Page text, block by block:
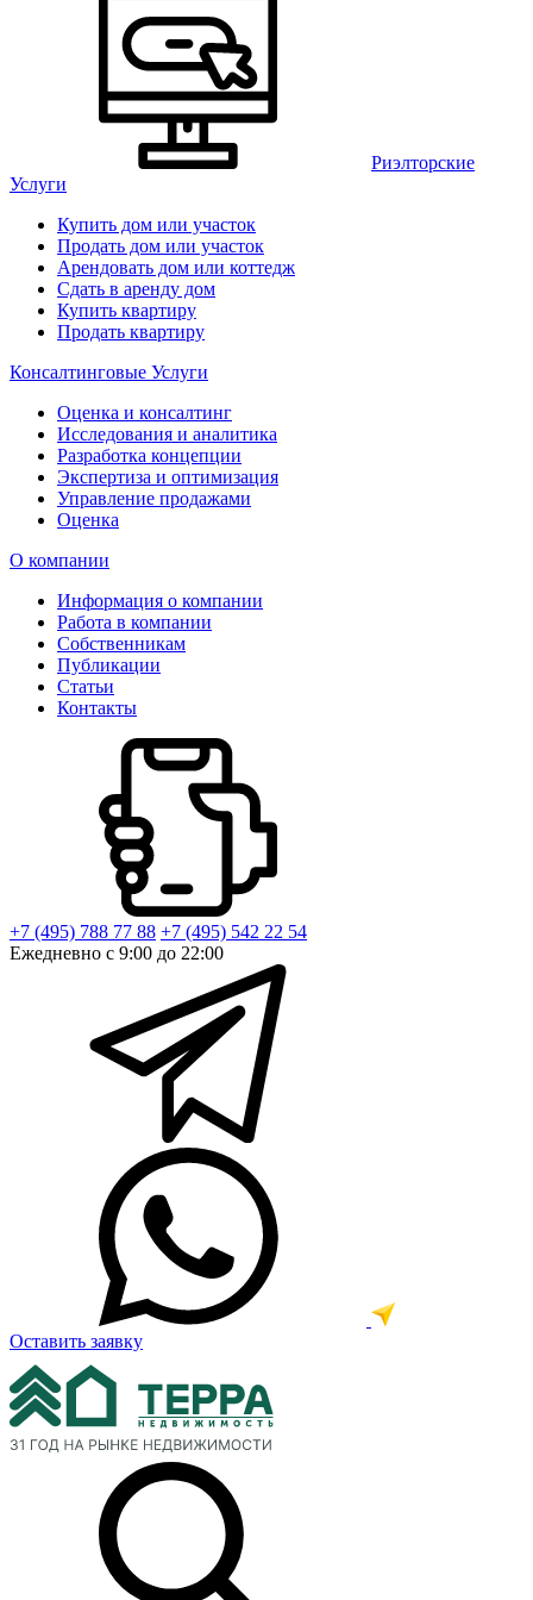
Риэлторские
Услуги
Купить дом или участок
Продать дом или участок
Арендовать дом или коттедж
Сдать в аренду дом
Купить квартиру
Продать квартиру
Консалтинговые Услуги
Оценка и консалтинг
Исследования и аналитика
Разработка концепции
Экспертиза и оптимизация
Управление продажами
Оценка
О компании
Информация о компании
Работа в компании
Собственникам
Публикации
Статьи
Контакты
+7 (495) 788 77 88 +7 (495) 542 22 54
Ежедневно с 9:00 до 22:00
Оставить заявку